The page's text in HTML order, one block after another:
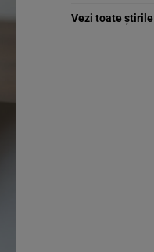
Vezi toate știrile